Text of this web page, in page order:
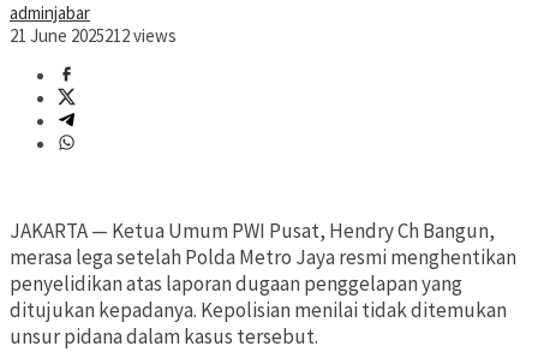
adminjabar
21 June 2025212 views
JAKARTA — Ketua Umum PWI Pusat, Hendry Ch Bangun,
merasa lega setelah Polda Metro Jaya resmi menghentikan
penyelidikan atas laporan dugaan penggelapan yang
ditujukan kepadanya. Kepolisian menilai tidak ditemukan
unsur pidana dalam kasus tersebut.